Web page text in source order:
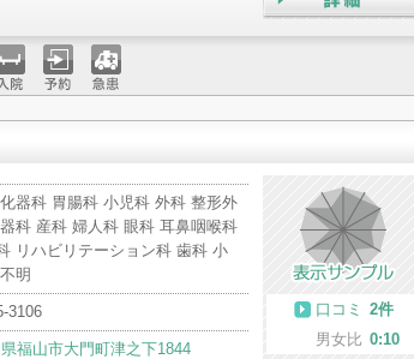
予約 急患
器科 胃腸科 小児科 外科 整形外
科 産科 婦人科 眼科 耳鼻咽喉科
リハビリテーション科 歯科 小
明
3106
福山市大門町津之下1844
口コミ
2件
男女比 0:10